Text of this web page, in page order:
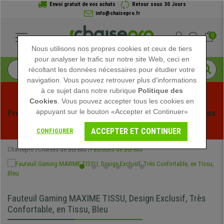
Envoi gratuit de vos achats
Retour sous 30 Jours
info@chaisepro.fr
0
Profitez des soldes d'été chez Chaisepro ! Des réductions
exclusives pour une durée limitée - Voir l'offre
Chaisepro Chaises de Bureau Fauteuils de Bureau
Fauteuil Gaming MAXIME TISSU, Design Exclusif, Très
Confortable, en Tissu, Bleu
Nous utilisons nos propres cookies et ceux de tiers
pour analyser le trafic sur notre site Web, ceci en
récoltant les données nécessaires pour étudier votre
navigation. Vous pouvez retrouver plus d'informations
à ce sujet dans notre rubrique Politique des
Cookies . Vous pouvez accepter tous les cookies en
appuyant sur le bouton «Accepter et Continuer»
CONFIGURER ACCEPTER ET CONTINUER